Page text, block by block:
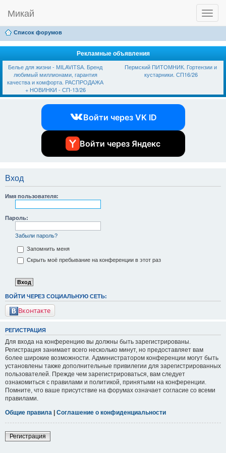
T
o
g
l
n
a
g
Микай
Ссылки Вход
Список форумов
Рекламные объявления
Белье для жизни - МILAVIТSА. Бренд
любимый миллионами, гарантия
качества и комфорта. РАСПРОДАЖА
+ НОВИНКИ - СП-13/26
Пермский ПИТОМНИК. Гортензии и
кустарники. СП16/26
Войти через VK ID
Войти через Яндекс
Вход
Имя пользователя:
Пароль:
Забыли пароль?
Запомнить меня
Скрыть моё пребывание на конференции в этот раз
ВОЙТИ ЧЕРЕЗ СОЦИАЛЬНУЮ СЕТЬ:
Вконтакте
РЕГИСТРАЦИЯ
Для входа на конференцию вы должны быть зарегистрированы.
Регистрация занимает всего несколько минут, но предоставляет вам
более широкие возможности. Администратором конференции могут быть
установлены также дополнительные привилегии для зарегистрированных
пользователей. Прежде чем зарегистрироваться, вам следует
ознакомиться с правилами и политикой, принятыми на конференции.
Помните, что ваше присутствие на форумах означает согласие со всеми
правилами.
Общие правила
Соглашение о конфиденциальности
Регистрация